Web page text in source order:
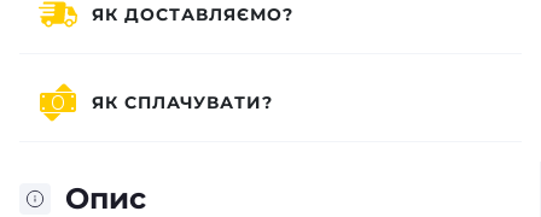
Опис
ЯК ДОСТАВЛЯЄМО?
ЯК СПЛАЧУВАТИ?